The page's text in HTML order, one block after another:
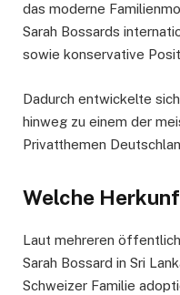
das moderne
Sarah Bossards
sowie konservative
Dadurch entwickelte
hinweg zu einem der
Privatthemen
Welche
Laut mehreren
Sarah Bossard in Sri
Schweizer Familie